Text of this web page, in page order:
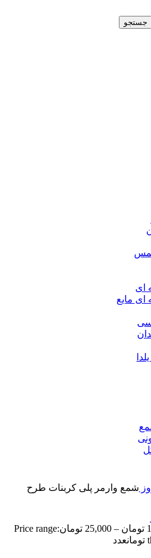
جستجو
ای
مایع
شمع وارمر پلی کربنات طرح
تومان –
25,000 تومانPrice range:
عدد